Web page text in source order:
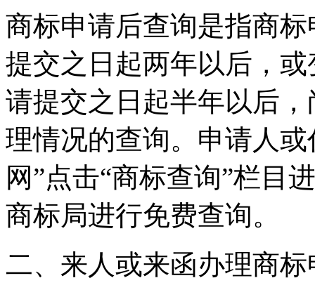
商标申请后查询是指商
提交之日起两年以后，
请提交之日起半年以后
理情况的查询。申请人
网”点击“商标查询”栏目
商标局进行免费查询。
二、来人或来函办理商